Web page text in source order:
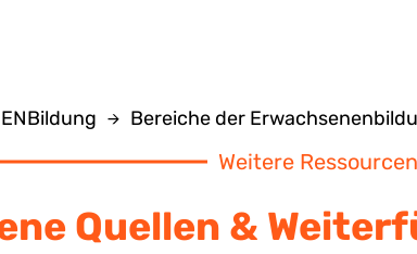
Bereiche der
Weitere Ressourcen
Quellen &